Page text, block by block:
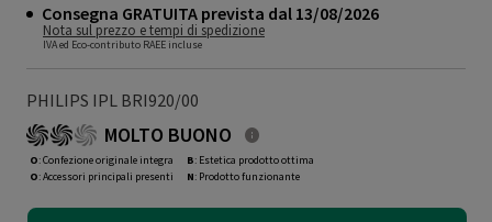
Consegna GRATUITA prevista dal 13/08/2026
Nota sul prezzo e tempi di spedizione
IVA ed Eco-contributo RAEE incluse
PHILIPS IPL BRI920/00
MOLTO BUONO
O: Confezione originale integra
O: Accessori principali presenti
B: Estetica prodotto ottima
N: Prodotto funzionante